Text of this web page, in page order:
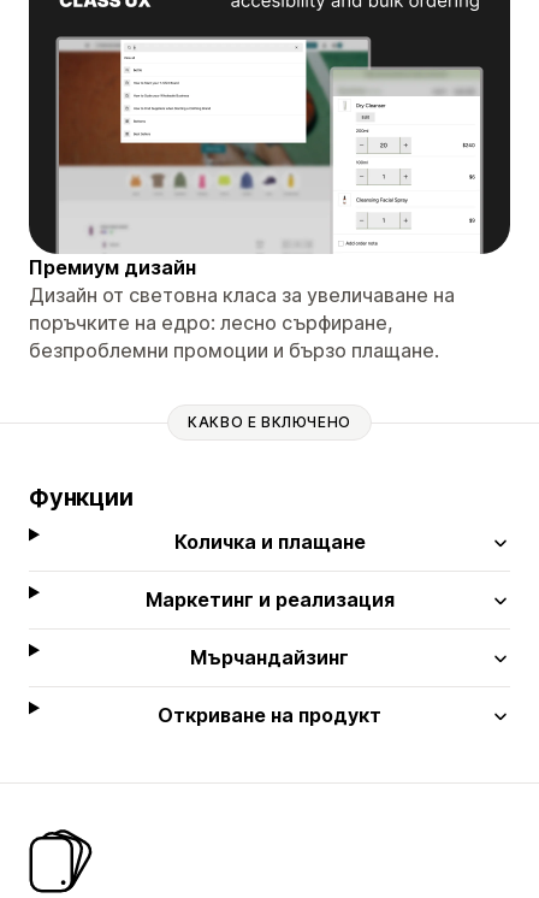
Премиум дизайн
Дизайн от световна класа за увеличаване на
поръчките на едро: лесно сърфиране,
безпроблемни промоции и бързо плащане.
КАКВО Е ВКЛЮЧЕНО
Функции
Количка и плащане
Маркетинг и реализация
Мърчандайзинг
Откриване на продукт